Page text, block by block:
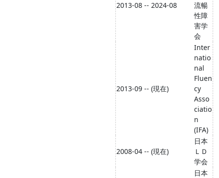
2013-08 -- 2024-08
流暢
性障
害学
会
2013-09 -- (現在)
Inter
natio
nal
Fluen
cy
Asso
ciatio
n
(IFA)
2008-04 -- (現在)
日本
ＬＤ
学会
日本